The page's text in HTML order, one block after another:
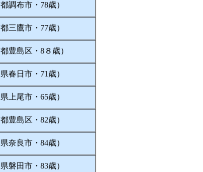
都調布市・78歳）
都三鷹市・77歳）
都豊島区・8８歳）
県春日市・71歳）
県上尾市・65歳）
都豊島区・82歳）
県奈良市・84歳）
県磐田市・83歳）